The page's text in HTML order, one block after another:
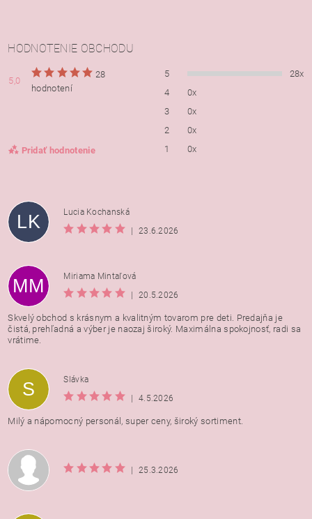
HODNOTENIE OBCHODU
5,0
28
hodnotení
Pridať hodnotenie
5
28x
4
0x
3
0x
2
0x
1
0x
Vložením hodnotenie súhlasíte s
osobných údajov
LK
Lucia Kochanská
|
23.6.2026
MM
Miriama Mintaľová
|
20.5.2026
Skvelý obchod s krásnym a kvalitným tovarom pre deti. Predajňa je
čistá, prehľadná a výber je naozaj široký. Maximálna spokojnosť, radi sa
vrátime.
S
Slávka
|
4.5.2026
Milý a nápomocný personál, super ceny, široký sortiment.
| 25.3.2026